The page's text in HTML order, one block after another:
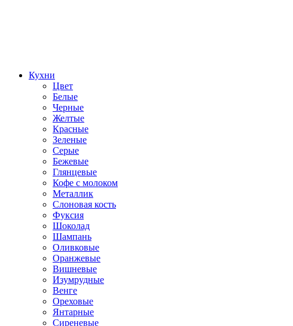
Кухни
Цвет
Белые
Черные
Желтые
Красные
Зеленые
Серые
Бежевые
Глянцевые
Кофе с молоком
Металлик
Слоновая кость
Фуксия
Шоколад
Шампань
Оливковые
Оранжевые
Вишневые
Изумрудные
Венге
Ореховые
Янтарные
Сиреневые